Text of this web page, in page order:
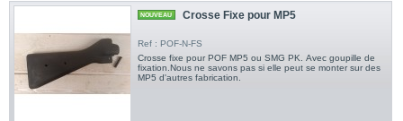
NOUVEAU Crosse Fixe pour MP5
Ref : POF-N-FS
Crosse fixe pour POF MP5 ou SMG PK. Avec goupille de
fixation.Nous ne savons pas si elle peut se monter sur des
MP5 d'autres fabrication.